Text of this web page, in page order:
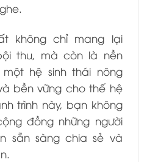
không chỉ mang lại
thu, mà còn là nền
hệ sinh thái nông
bền vững cho thế hệ
trình này, bạn không
đồng những người
sẵn sàng chia sẻ và